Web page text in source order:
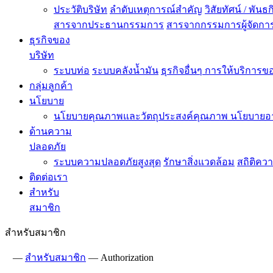
ประวัติบริษัท ลำดับเหตุการณ์สำคัญ วิสัยทัศน์ / พันธ
สารจากประธานกรรมการ สารจากกรรมการผู้จัดกา
ธุรกิจของ
บริษัท
ระบบท่อ ระบบคลังน้ำมัน ธุรกิจอื่นๆ การให้บริการข
กลุ่มลูกค้า
นโยบาย
นโยบายคุณภาพและวัตถุประสงค์คุณภาพ นโยบาย
ด้านความ
ปลอดภัย
ระบบความปลอดภัยสูงสุด รักษาสิ่งแวดล้อม สถิติคว
ติดต่อเรา
สำหรับ
สมาชิก
สำหรับสมาชิก
— สำหรับสมาชิก — Authorization